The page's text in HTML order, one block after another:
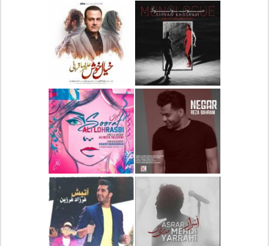
دانلود آلبوم جدید سیروان
خسروی بنام مونولوگ
دانلود آهنگ جدید علیرضا
قربانی بنام خیال خوش
دانلود آهنگ جدید رضا
بهرام بنام نگار
دانلود آهنگ جدید علی
لهراسبی بنام صورت